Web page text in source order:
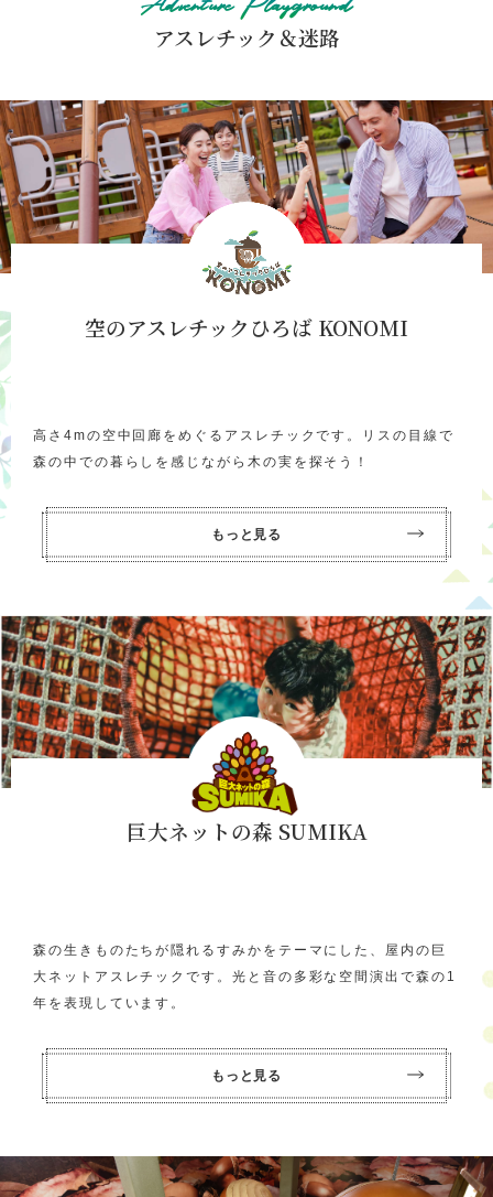
アスレチック＆迷路
空のアスレチックひろば KONOMI
高さ4mの空中回廊をめぐるアスレチックです。リスの目線で
森の中での暮らしを感じながら木の実を探そう！
もっと見る
巨大ネットの森 SUMIKA
森の生きものたちが隠れるすみかをテーマにした、屋内の巨
大ネットアスレチックです。光と音の多彩な空間演出で森の1
年を表現しています。
もっと見る